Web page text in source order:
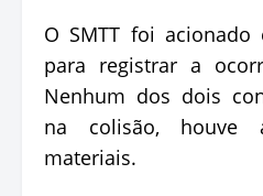
O SMTT foi
para registrar a
Nenhum dos dois
na colisão, houve
materiais.